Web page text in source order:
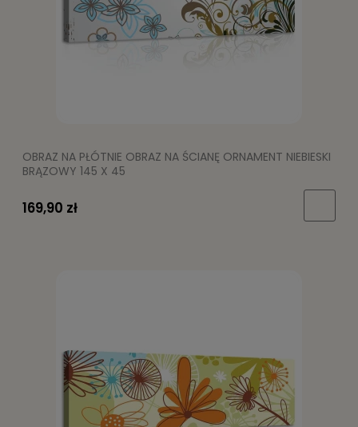
OBRAZ NA PŁÓTNIE OBRAZ NA ŚCIANĘ ORNAMENT NIEBIESKI
BRĄZOWY 145 X 45
169,90 zł